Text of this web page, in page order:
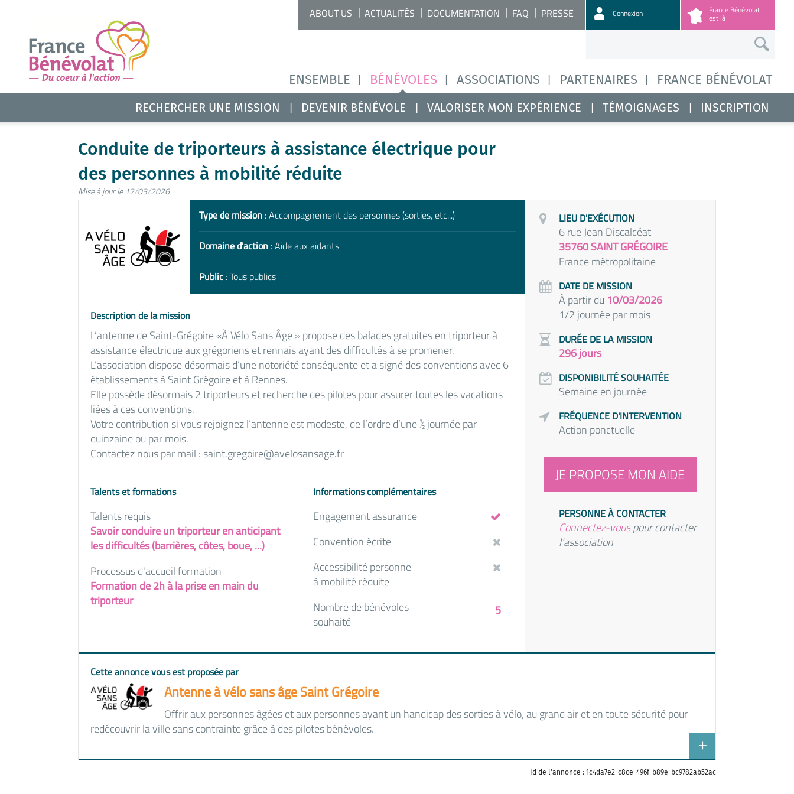
ENSEMBLE BÉNÉVOLES ASSOCIATIONS PARTENAIRES FRANCE BÉNÉVOLAT
ABOUT US ACTUALITÉS DOCUMENTATION FAQ PRESSE Connexion France Bénévolat
est là
RECHERCHER UNE MISSION DEVENIR BÉNÉVOLE VALORISER MON EXPÉRIENCE TÉMOIGNAGES INSCRIPTION
Conduite de triporteurs à assistance électrique pour
des personnes à mobilité réduite
Mise à jour le 12/03/2026
Type de mission: Accompagnement des personnes (sorties, etc...)
Domaine d'action: Aide aux aidants
Public: Tous publics
Description de la mission
L’antenne de Saint-Grégoire «À Vélo Sans Âge » propose des balades gratuites en triporteur à
assistance électrique aux grégoriens et rennais ayant des difficultés à se promener.
L’association dispose désormais d’une notoriété conséquente et a signé des conventions avec 6
établissements à Saint Grégoire et à Rennes.
Elle possède désormais 2 triporteurs et recherche des pilotes pour assurer toutes les vacations
liées à ces conventions.
Votre contribution si vous rejoignez l’antenne est modeste, de l’ordre d’une ½ journée par
quinzaine ou par mois.
Contactez nous par mail : saint.gregoire@avelosansage.fr
Talents et formations
Talents requis
Savoir conduire un triporteur en anticipant
les difficultés (barrières, côtes, boue, ...)
Processus d'accueil formation
Formation de 2h à la prise en main du
triporteur
Informations complémentaires
Engagement assurance
Convention écrite
Accessibilité personne
à mobilité réduite
5
Nombre de bénévoles
souhaité
LIEU D'EXÉCUTION
6 rue Jean Discalcéat
35760 SAINT GRÉGOIRE
France métropolitaine
DATE DE MISSION
À partir du 10/03/2026
1/2 journée par mois
DURÉE DE LA MISSION
296 jours
DISPONIBILITÉ SOUHAITÉE
Semaine en journée
FRÉQUENCE D'INTERVENTION
Action ponctuelle
JE PROPOSE MON AIDE
PERSONNE À CONTACTER
Connectez-vouspour contacter
l'association
Cette annonce vous est proposée par
Antenne à vélo sans âge Saint Grégoire
Offrir aux personnes âgées et aux personnes ayant un handicap des sorties à vélo, au grand air et en toute sécurité pour
redécouvrir la ville sans contrainte grâce à des pilotes bénévoles.
Id de l'annonce : 1c4da7e2-c8ce-496f-b89e-bc9782ab52ac